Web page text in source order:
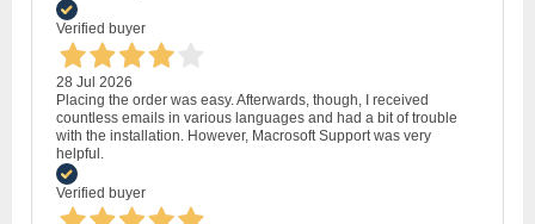
Verified buyer
28 Jul 2026
Placing the order was easy. Afterwards, though, I received
countless emails in various languages and had a bit of trouble
with the installation. However, Macrosoft Support was very
helpful.
Verified buyer